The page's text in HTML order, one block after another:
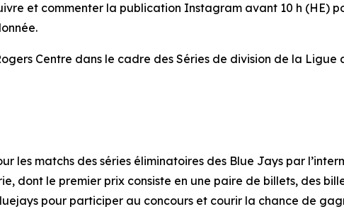
et commenter la publication Instagram avant 10 h (HE)
Centre dans le cadre des Séries de division de la Ligue
les matchs des séries éliminatoires des Blue Jays par
dont le premier prix consiste en une paire de billets, des
pour participer au concours et courir la chance de